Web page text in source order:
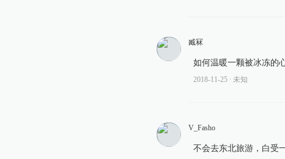
臧冧
如何温暖一颗被冰冻的心
2018-11-25 ∙ 未知
V_Fasho
不会去东北旅游，白受